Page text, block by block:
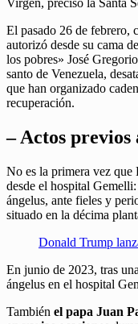
El pasado 26 de febrero,
autorizó desde su cama
los pobres» José
santo de Venezuela,
que han organizado
recuperación.
– Actos previos
No es la primera vez que
desde el hospital
ángelus, ante fieles y
situado en la décima
Donald Trump
En junio de 2023, tras
ángelus en el hospital
También el papa Juan